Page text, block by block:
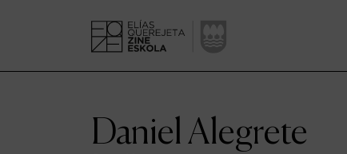
Daniel Alegrete